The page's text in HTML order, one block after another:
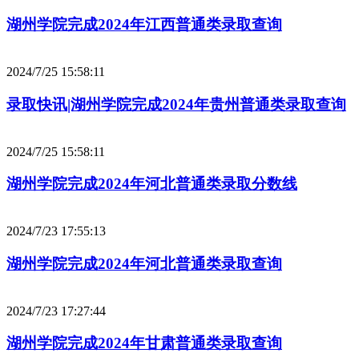
湖州学院完成2024年江西普通类录取查询
2024/7/25 15:58:11
录取快讯|湖州学院完成2024年贵州普通类录取查询
2024/7/25 15:58:11
湖州学院完成2024年河北普通类录取分数线
2024/7/23 17:55:13
湖州学院完成2024年河北普通类录取查询
2024/7/23 17:27:44
湖州学院完成2024年甘肃普通类录取查询